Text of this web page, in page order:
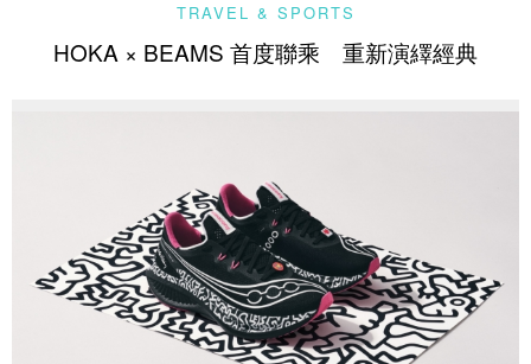
TRAVEL & SPORTS
HOKA × BEAMS 首度聯乘 重新演繹經典